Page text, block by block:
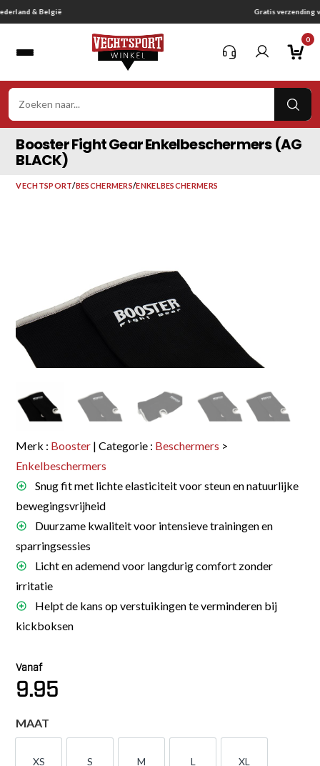
Ga
naar
0
Booster Fight Gear Enkelbeschermers (AG
BLACK)
VECHTSPORT/BESCHERMERS/ENKELBESCHERMERS
Merk : Booster | Categorie : Beschermers >
Enkelbeschermers
Snug fit met lichte elasticiteit voor steun en natuurlijke
bewegingsvrijheid
Duurzame kwaliteit voor intensieve trainingen en
sparringsessies
Licht en ademend voor langdurig comfort zonder
irritatie
Helpt de kans op verstuikingen te verminderen bij
kickboksen
Vanaf
9.95
MAAT
XS S M L XL